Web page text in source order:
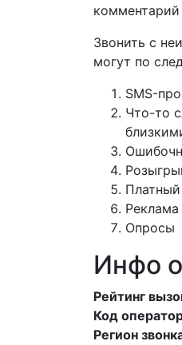
комментарий
Звонить с
могут по
SMS-
Что-то
Реклама
Опросы
Инфо
Рейтинг
Код
Регион